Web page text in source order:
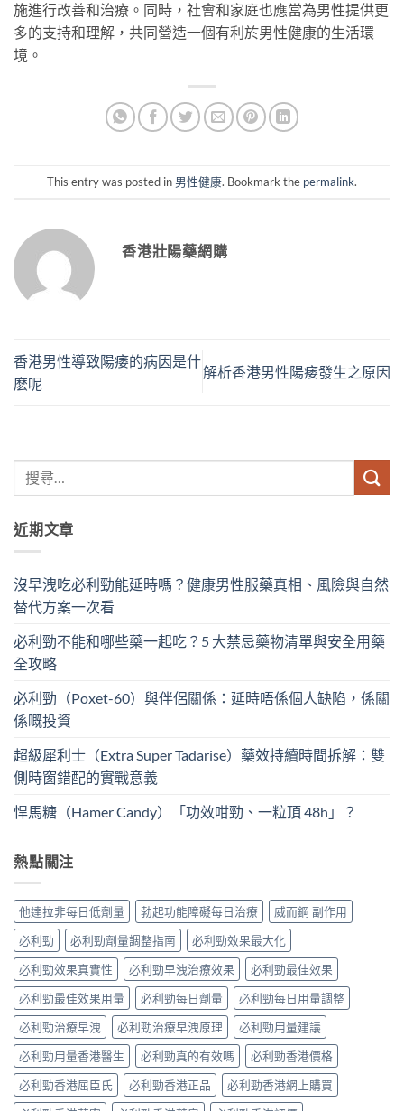
施進行改善和治療。同時，社會和家庭也應當為男性提供更
多的支持和理解，共同營造一個有利於男性健康的生活環
境。
This entry was posted in 男性健康. Bookmark the permalink.
香港壯陽藥網購
香港男性導致陽痿的病因是什
麽呢
解析香港男性陽痿發生之原因
近期文章
沒早洩吃必利勁能延時嗎？健康男性服藥真相、風險與自然
替代方案一次看
必利勁不能和哪些藥一起吃？5 大禁忌藥物清單與安全用藥
全攻略
必利勁（Poxet-60）與伴侶關係：延時唔係個人缺陷，係關
係嘅投資
超級犀利士（Extra Super Tadarise）藥效持續時間拆解：雙
側時窗錯配的實戰意義
悍馬糖（Hamer Candy）「功效咁勁、一粒頂 48h」？
熱點關注
他達拉非每日低劑量 勃起功能障礙每日治療
威而鋼 副作用
必利勁
必利勁劑量調整指南
必利勁效果最大化
必利勁效果真實性
必利勁早洩治療效果
必利勁最佳效果
必利勁最佳效果用量
必利勁每日劑量
必利勁每日用量調整
必利勁治療早洩
必利勁治療早洩原理
必利勁用量建議
必利勁用量香港醫生
必利勁真的有效嗎
必利勁香港價格
必利勁香港屈臣氏
必利勁香港正品
必利勁香港網上購買